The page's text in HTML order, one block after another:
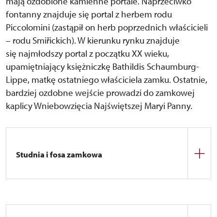
fontanny znajduje się portal z herbem rodu
Piccolomini (zastąpił on herb poprzednich właścicieli
– rodu Smiřickich). W kierunku rynku znajduje
się najmłodszy portal z początku XX wieku,
upamiętniający księżniczkę Bathildis Schaumburg-
Lippe, matkę ostatniego właściciela zamku. Ostatnie,
bardziej ozdobne wejście prowadzi do zamkowej
kaplicy Wniebowzięcia Najświętszej Maryi Panny.
Studnia i fosa zamkowa
której do dziś znajduje się studnia. Tuż obok baszty